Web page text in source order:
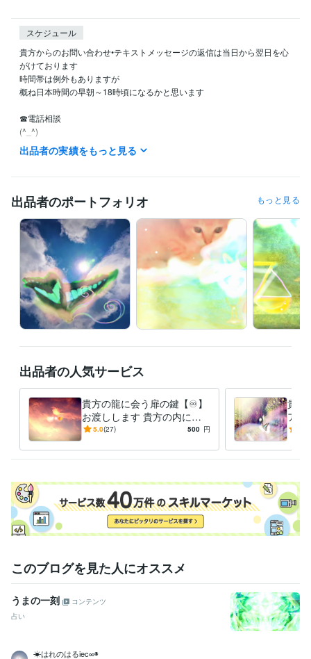
スケジュール
貴方からのお問い合わせ•テキストメッセージの返信は当日から翌日を心
がけております
時間帯は例外もありますが
概ね日本時間の早朝～18時頃になるかと思います
☎電話相談
(^_^)
現在
週の数日◦朝～夕方間ランダム待機
ご予約は
当日から数日内で可能な時もあります
メッセージから
ご相談ください
_^貴方のお幸せ
時の流れの中
時と共に祈っております
貴方の今はどのような今なのでしょう
全てはより良くなって
１日が１ヶ月となり１年となり
良くなる繰り返し
うちよせる波のように～~良くなる良くなると
１日１ヶ月１年と良くなるとずっと祈っております
これからも良くなるとずっと祈っております
あなたのお心とともに∞*
水晶✦植物✦香り✦キャンドルなどで浄化した私の個人オフィスでお待ち
いたしております∞*＊♥️
得意分野
占い タロット水晶占い
出品者の実績をもっと見る
出品者のポートフォリオ もっと見る
出品者の人気サービス
貴方の龍に会う扉の鍵【♾️】
お渡しします 貴方の内に眠
る「龍」を呼び覚ます能力を
5.0(27) 500 円
貴方
アイ
ご覧
ぞ
このブログを見た人にオススメ
うまの一刻
コンテンツ
占い
☀はれのはるiec∞◉